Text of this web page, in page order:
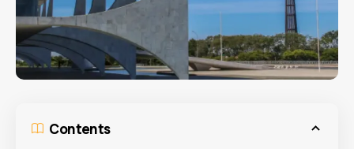
Contents